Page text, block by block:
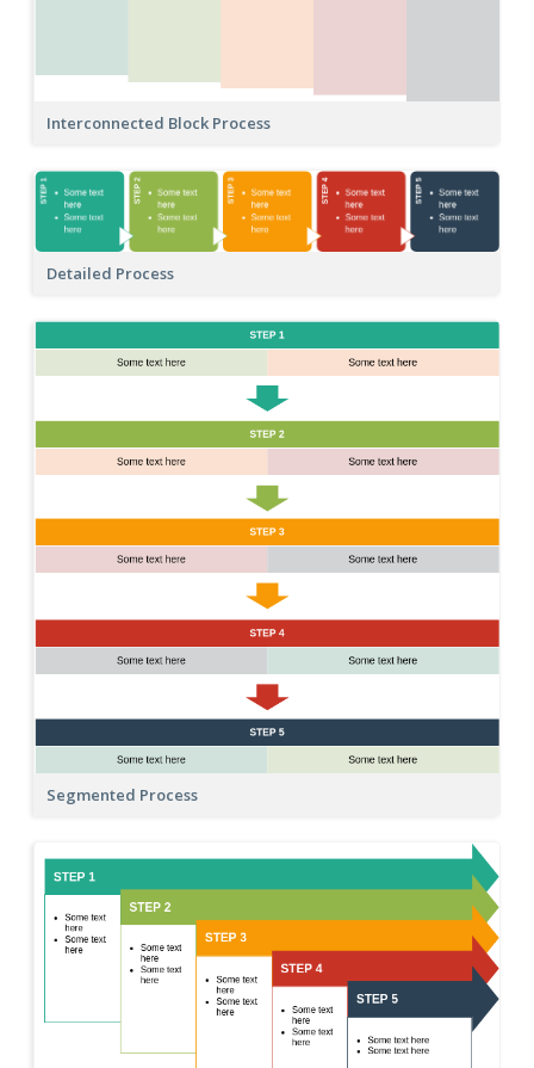
Interconnected Block Process
Detailed Process
Segmented Process